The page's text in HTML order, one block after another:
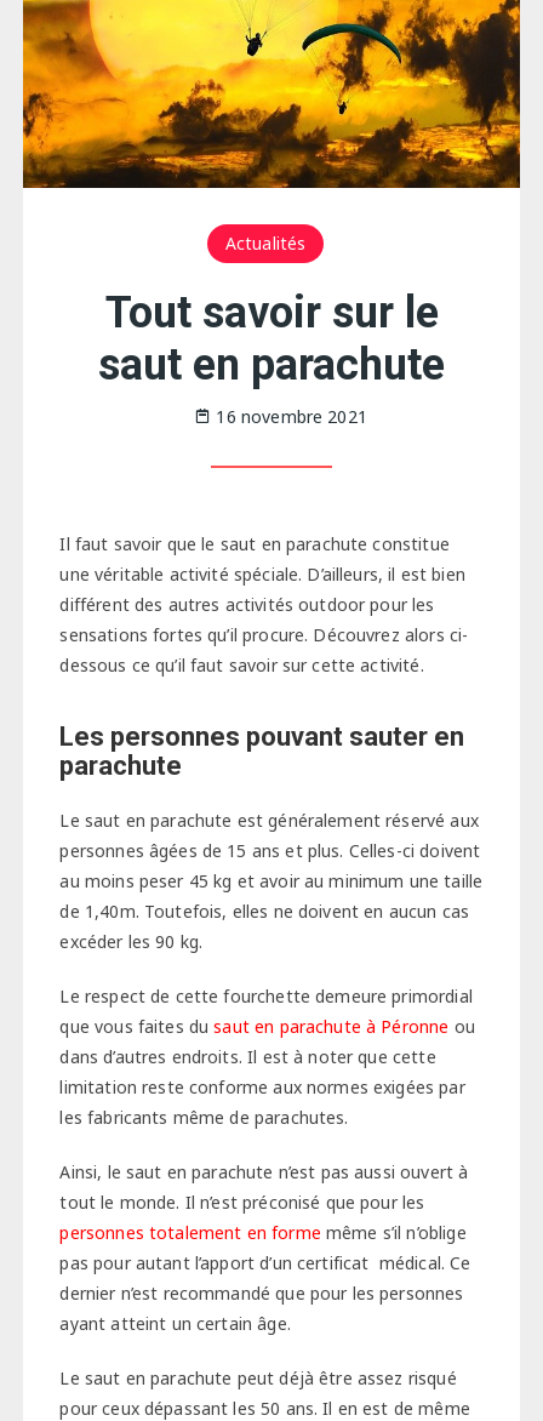
Actualités
Tout savoir sur le
saut en parachute
16 novembre 2021
Il faut savoir que le saut en parachute constitue
une véritable activité spéciale. D’ailleurs, il est bien
différent des autres activités outdoor pour les
sensations fortes qu’il procure. Découvrez alors ci-
dessous ce qu’il faut savoir sur cette activité.
Les personnes pouvant sauter en
parachute
Le saut en parachute est généralement réservé aux
personnes âgées de 15 ans et plus. Celles-ci doivent
au moins peser 45 kg et avoir au minimum une taille
de 1,40m. Toutefois, elles ne doivent en aucun cas
excéder les 90 kg.
Le respect de cette fourchette demeure primordial
que vous faites dusaut en parachute à Péronne ou
dans d’autres endroits. Il est à noter que cette
limitation reste conforme aux normes exigées par
les fabricants même de parachutes.
Ainsi, le saut en parachute n’est pas aussi ouvert à
tout le monde. Il n’est préconisé que pour les
personnes totalement en forme même s’il n’oblige
pas pour autant l’apport d’un certificat médical. Ce
dernier n’est recommandé que pour les personnes
ayant atteint un certain âge.
Le saut en parachute peut déjà être assez risqué
pour ceux dépassant les 50 ans. Il en est de même